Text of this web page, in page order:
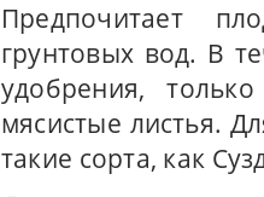
Предпочитает
грунтовых вод. В
удобрения,
мясистые листья.
такие сорта, как